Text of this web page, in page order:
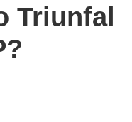
Triunfal